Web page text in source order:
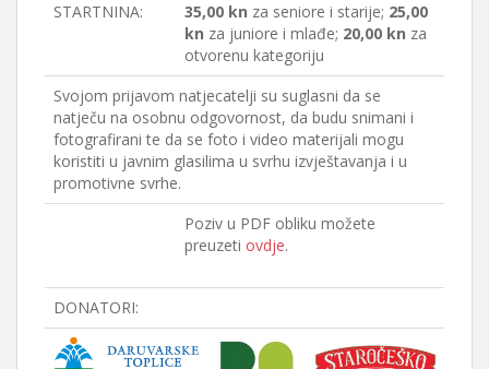
STARTNINA:
35,00 kn za seniore i starije; 25,00
kn za juniore i mlađe; 20,00 kn za
otvorenu kategoriju
Svojom prijavom natjecatelji su suglasni da se
natječu na osobnu odgovornost, da budu snimani i
fotografirani te da se foto i video materijali mogu
koristiti u javnim glasilima u svrhu izvještavanja i u
promotivne svrhe.
Poziv u PDF obliku možete
preuzeti ovdje.
DONATORI: